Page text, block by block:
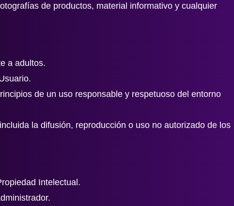
de productos, material informativo y cualquier
a adultos.
de un uso responsable y respetuoso del entorno
la difusión, reproducción o uso no autorizado de los
Intelectual.